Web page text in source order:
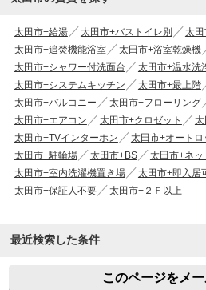
太田市+給湯 太田市+バストイレ別
太
太田市+追焚機能浴室
太田市+浴室乾燥機
太田市+シャワー付洗面台
太田市+温水洗
太田市+システムキッチン
太田市+最上階
太田市+バルコニー
太田市+フローリング
太田市+エアコン
太田市+クロゼット
太
太田市+TVインターホン
太田市+オートロ
太田市+駐輪場
太田市+BS
太田市+ネ
太田市+室内洗濯機置き場
太田市+即入居
太田市+保証人不要
太田市+２Ｆ以上
最近検索した条件
このページをメ